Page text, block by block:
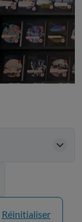
Réinitialiser